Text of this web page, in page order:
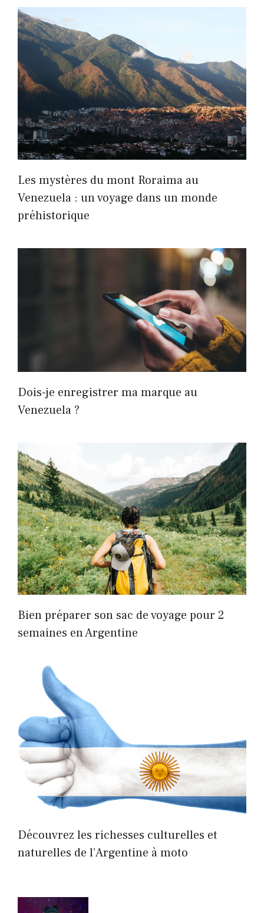
Les mystères du mont Roraima au
Venezuela : un voyage dans un monde
préhistorique
Dois-je enregistrer ma marque au
Venezuela ?
Bien préparer son sac de voyage pour 2
semaines en Argentine
Découvrez les richesses culturelles et
naturelles de l’Argentine à moto